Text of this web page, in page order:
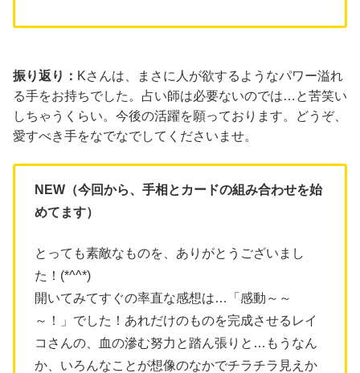
振り返り： Kさんは、まさに人が欲するようなパワー溢れ
る手をお持ちでした。占い師は必要ないのでは…と苦笑い
しちゃうくらい。今後の活躍を願っております。どうぞ、
愛すべき手をなでなでしてくださいませ。
NEW（今回から、手相とカードの組み合わせを始
めてます）
とっても素敵なものを、ありがとうございまし
た！(*^^*)
開いてみてすぐの率直な感想は…「感動～～
～！」でした！あれだけのものを完成させるレイ
コさんの、血の滲む努力と踏ん張りと…もうなん
か、いろんなことが想像のなかでチラチラ見えか